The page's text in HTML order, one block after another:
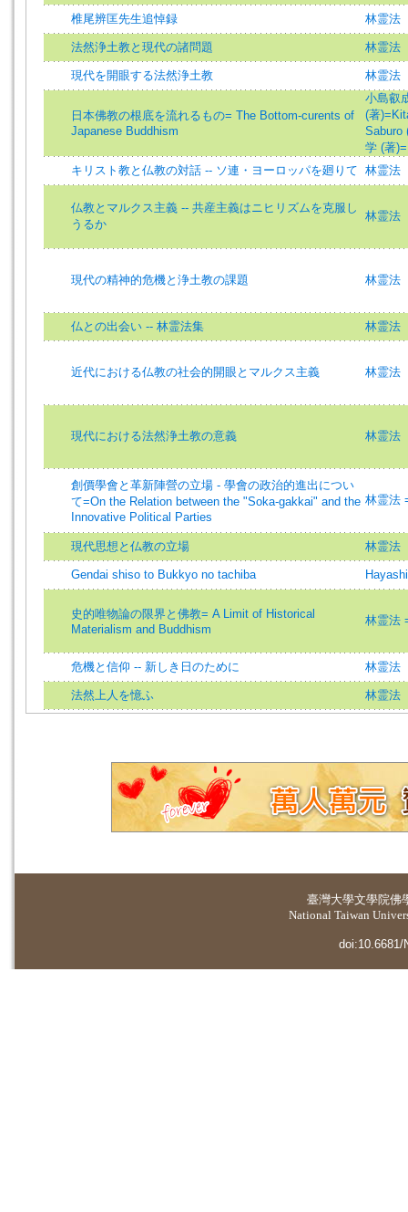
椎尾辨匡先生追悼録 林霊法
法然浄土教と現代の諸問題 林霊法
現代を開眼する法然浄土教 林霊法
日本佛教の根底を流れるもの= The Bottom-curents of
Japanese Buddhism
小島叡
(著
Saburo
学 (著
キリスト教と仏教の対話 -- ソ連・ヨーロッパを廻りて 林霊法
仏教とマルクス主義 -- 共産主義はニヒリズムを克服し
うるか
林霊法
現代の精神的危機と浄土教の課題 林霊法
仏との出会い -- 林霊法集 林霊法
近代における仏教の社会的開眼とマルクス主義 林霊法
現代における法然浄土教の意義 林霊法
創價學會と革新陣營の立場 - 學會の政治的進出につい
て=On the Relation between the "Soka-gakkai" and the
Innovative Political Parties
林霊法
現代思想と仏教の立場 林霊法
Gendai shiso to Bukkyo no tachiba
史的唯物論の限界と佛教= A Limit of Historical
Materialism and Buddhism
林霊法
危機と信仰 -- 新しき日のために 林霊法
法然上人を憶ふ 林霊法
臺灣大學文學院佛
National Taiwan
doi:10.6681/